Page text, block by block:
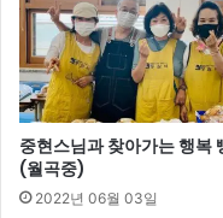
중현스님과 찾아가는 행복
(월곡중)
2022년 06월 03일